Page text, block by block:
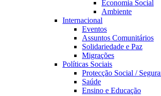
Economia Social
Ambiente
Internacional
Eventos
Assuntos Comunitários
Solidariedade e Paz
Migrações
Políticas Sociais
Protecção Social /
Saúde
Ensino e Educação